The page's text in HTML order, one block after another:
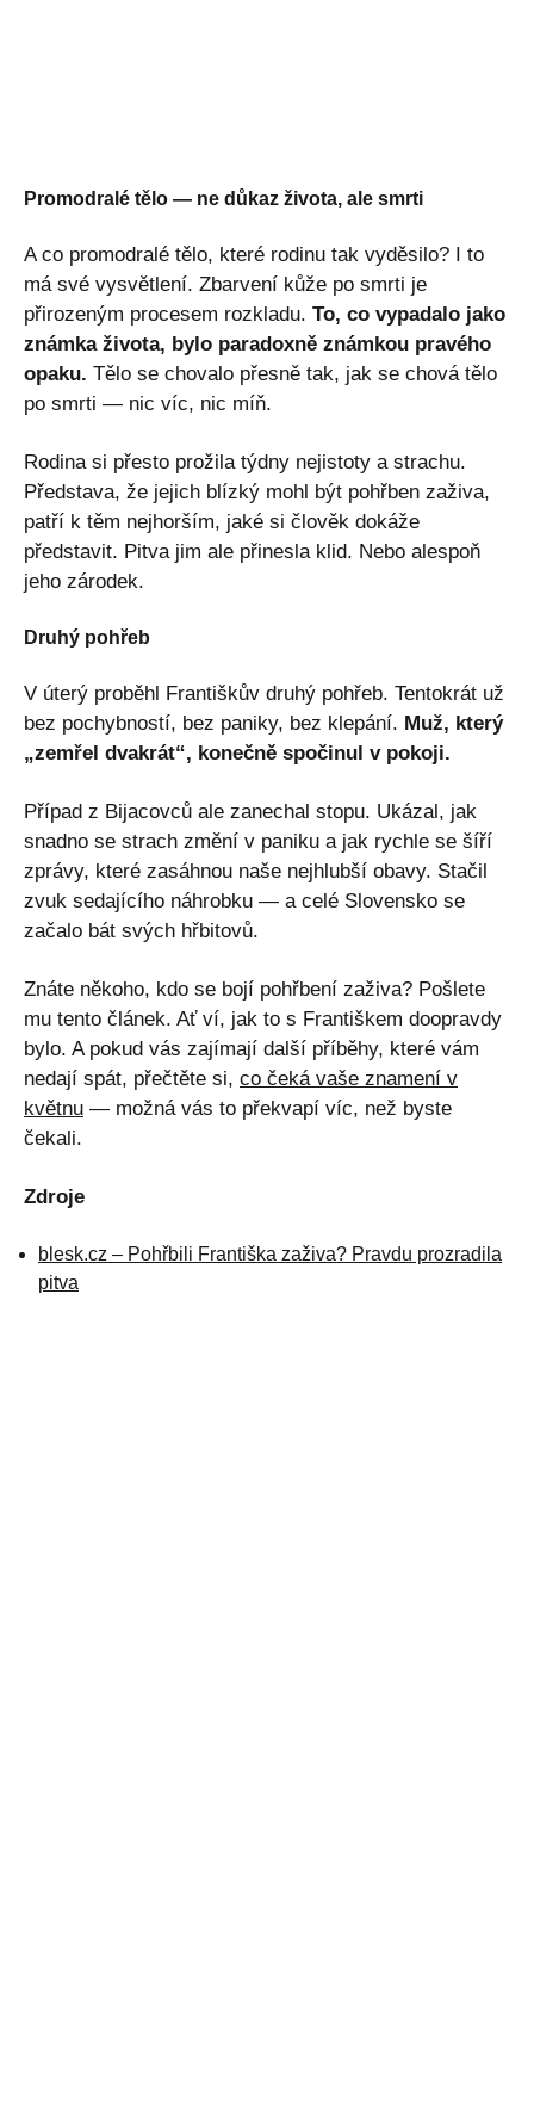
Promodralé tělo — ne důkaz života, ale smrti
A co promodralé tělo, které rodinu tak vyděsilo? I to
má své vysvětlení. Zbarvení kůže po smrti je
přirozeným procesem rozkladu. To, co vypadalo jako
známka života, bylo paradoxně známkou pravého
opaku. Tělo se chovalo přesně tak, jak se chová tělo
po smrti — nic víc, nic míň.
Rodina si přesto prožila týdny nejistoty a strachu.
Představa, že jejich blízký mohl být pohřben zaživa,
patří k těm nejhorším, jaké si člověk dokáže
představit. Pitva jim ale přinesla klid. Nebo alespoň
jeho zárodek.
Druhý pohřeb
V úterý proběhl Františkův druhý pohřeb. Tentokrát už
bez pochybností, bez paniky, bez klepání. Muž, který
„zemřel dvakrát“, konečně spočinul v pokoji.
Případ z Bijacovců ale zanechal stopu. Ukázal, jak
snadno se strach změní v paniku a jak rychle se šíří
zprávy, které zasáhnou naše nejhlubší obavy. Stačil
zvuk sedajícího náhrobku — a celé Slovensko se
začalo bát svých hřbitovů.
Znáte někoho, kdo se bojí pohřbení zaživa? Pošlete
mu tento článek. Ať ví, jak to s Františkem doopravdy
bylo. A pokud vás zajímají další příběhy, které vám
nedají spát, přečtěte si, co čeká vaše znamení v
květnu — možná vás to překvapí víc, než byste
čekali.
Zdroje
blesk.cz – Pohřbili Františka zaživa? Pravdu prozradila
pitva